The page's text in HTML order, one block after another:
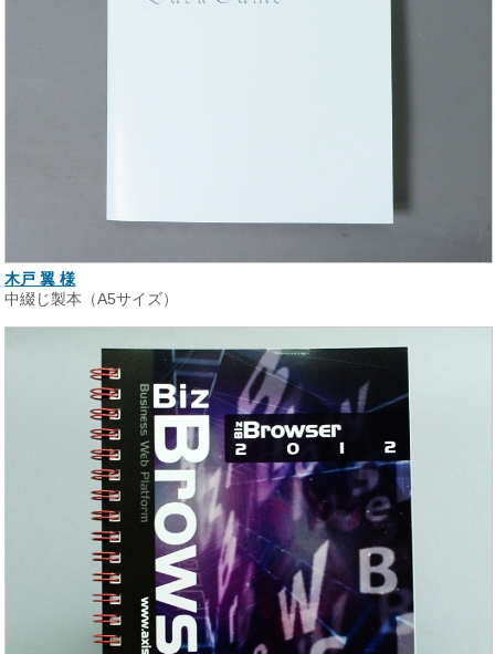
木戸 翼 様
中綴じ製本（A5サイズ）